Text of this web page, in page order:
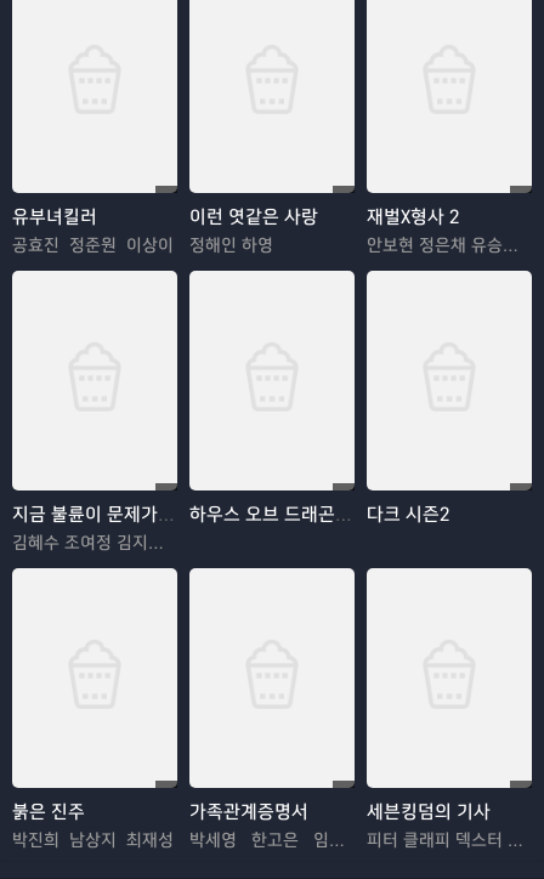
유부녀킬러
공효진 정준원 이상이
이런 엿같은 사랑
정해인 하영
재벌X형사 2
안보현 정은채 유승호 김혜은
지금 불륜이 문제가 아닙니다
김혜수 조여정 김지훈 김재철
하우스 오브 드래곤 시즌3 다크 시즌2
붉은 진주
박진희 남상지 최재성
가족관계증명서
박세영 한고은 임지은
세븐킹덤의 기사
피터 클래피 덱스터 솔 안셀